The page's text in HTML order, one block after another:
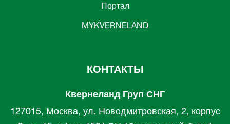
Портал
MYKVERNELAND
КОНТАКТЫ
Квернеланд Груп СНГ
127015, Москва, ул. Новодмитровская, 2, корпус